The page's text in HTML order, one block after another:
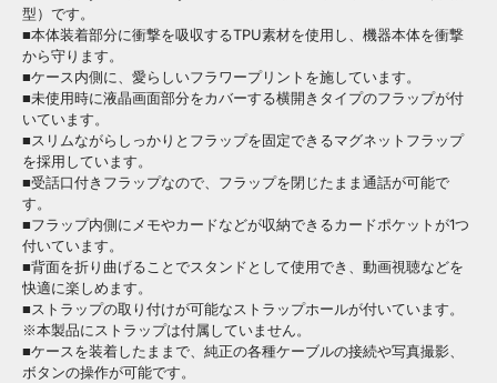
型）です。
■本体装着部分に衝撃を吸収するTPU素材を使用し、機器本体を衝撃
から守ります。
■ケース内側に、愛らしいフラワープリントを施しています。
■未使用時に液晶画面部分をカバーする横開きタイプのフラップが付
いています。
■スリムながらしっかりとフラップを固定できるマグネットフラップ
を採用しています。
■受話口付きフラップなので、フラップを閉じたまま通話が可能で
す。
■フラップ内側にメモやカードなどが収納できるカードポケットが1つ
付いています。
■背面を折り曲げることでスタンドとして使用でき、動画視聴などを
快適に楽しめます。
■ストラップの取り付けが可能なストラップホールが付いています。
※本製品にストラップは付属していません。
■ケースを装着したままで、純正の各種ケーブルの接続や写真撮影、
ボタンの操作が可能です。